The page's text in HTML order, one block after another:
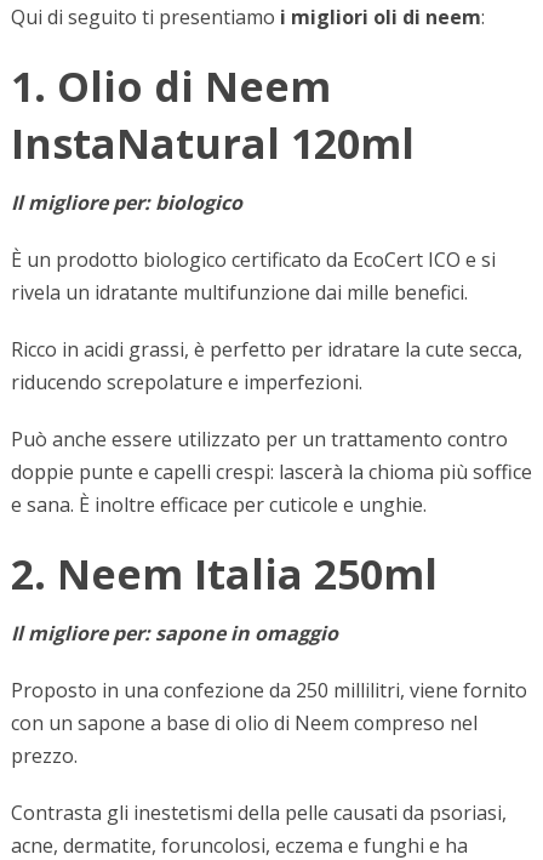
Qui di seguito ti presentiamo i migliori oli di neem:
1. Olio di Neem
InstaNatural 120ml
Il migliore per: biologico
È un prodotto biologico certificato da EcoCert ICO e si
rivela un idratante multifunzione dai mille benefici.
Ricco in acidi grassi, è perfetto per idratare la cute secca,
riducendo screpolature e imperfezioni.
Può anche essere utilizzato per un trattamento contro
doppie punte e capelli crespi: lascerà la chioma più soffice
e sana. È inoltre efficace per cuticole e unghie.
2. Neem Italia 250ml
Il migliore per: sapone in omaggio
Proposto in una confezione da 250 millilitri, viene fornito
con un sapone a base di olio di Neem compreso nel
prezzo.
Contrasta gli inestetismi della pelle causati da psoriasi,
acne, dermatite, foruncolosi, eczema e funghi e ha